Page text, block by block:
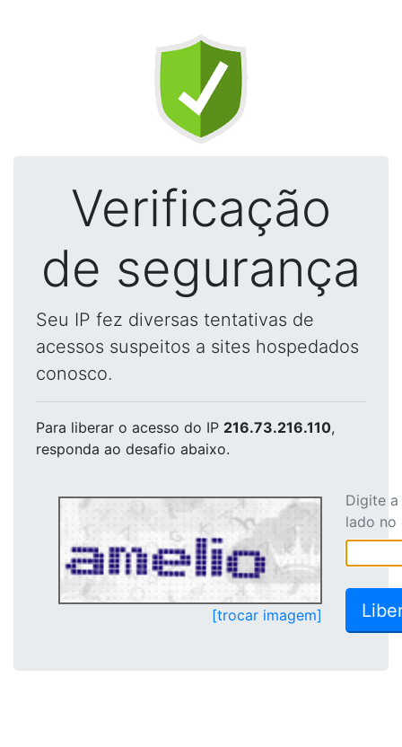
Verificação
de segurança
Seu IP fez diversas tentativas de
acessos suspeitos a sites hospedados
conosco.
Para liberar o acesso do IP 216.73.216.110,
responda ao desafio abaixo.
[trocar imagem]
Digite
lado no